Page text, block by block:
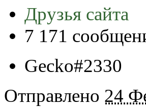
Друзья сайта
7 171
Gecko#2330
Отправлено 24